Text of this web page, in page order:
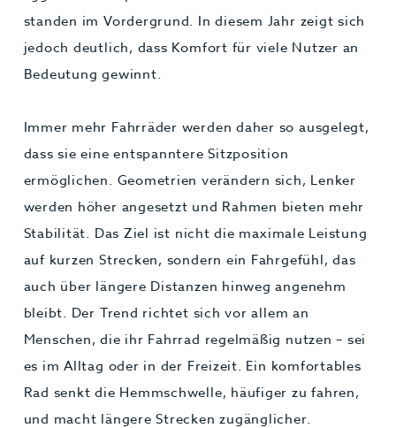
standen im Vordergrund. In diesem Jahr zeigt sich
jedoch deutlich, dass Komfort für viele Nutzer an
Bedeutung gewinnt.
Immer mehr Fahrräder werden daher so ausgelegt,
dass sie eine entspanntere Sitzposition
ermöglichen. Geometrien verändern sich, Lenker
werden höher angesetzt und Rahmen bieten mehr
Stabilität. Das Ziel ist nicht die maximale Leistung
auf kurzen Strecken, sondern ein Fahrgefühl, das
auch über längere Distanzen hinweg angenehm
bleibt. Der Trend richtet sich vor allem an
Menschen, die ihr Fahrrad regelmäßig nutzen – sei
es im Alltag oder in der Freizeit. Ein komfortables
Rad senkt die Hemmschwelle, häufiger zu fahren,
und macht längere Strecken zugänglicher.